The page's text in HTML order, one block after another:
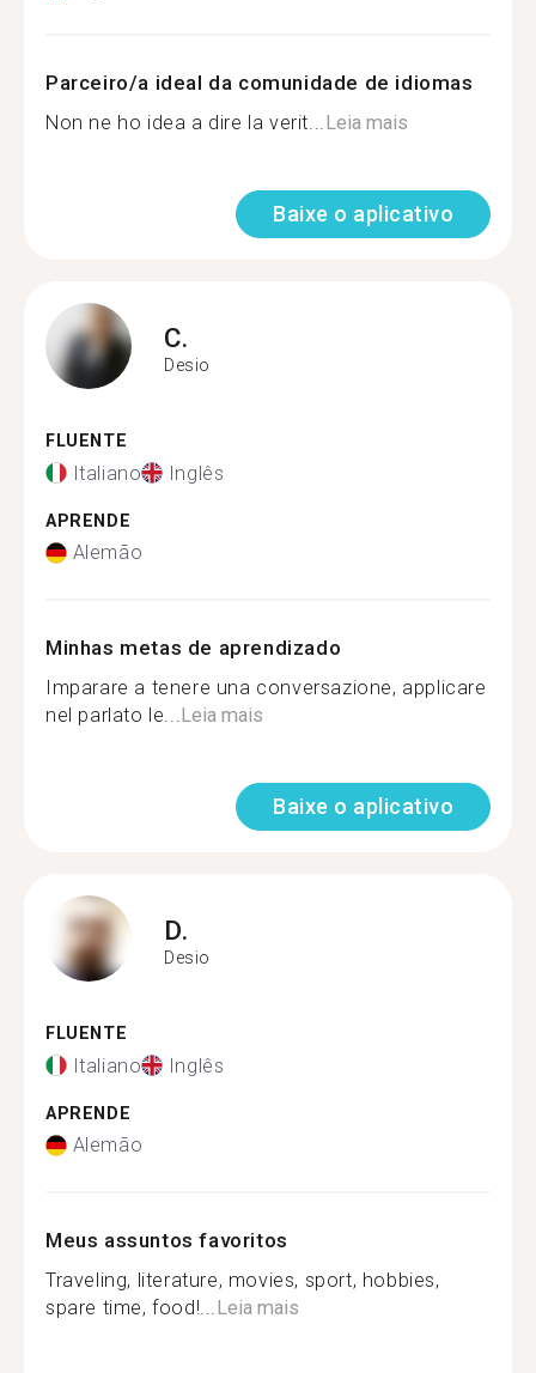
Parceiro/a ideal da comunidade de idiomas
Non ne ho idea a dire la verit...Leia mais
Baixe o aplicativo
C.
Desio
FLUENTE
Italiano Inglês
APRENDE
Alemão
Minhas metas de aprendizado
Imparare a tenere una conversazione, applicare
nel parlato le...Leia mais
Baixe o aplicativo
D.
Desio
FLUENTE
Italiano Inglês
APRENDE
Alemão
Meus assuntos favoritos
Traveling, literature, movies, sport, hobbies,
spare time, food!...Leia mais